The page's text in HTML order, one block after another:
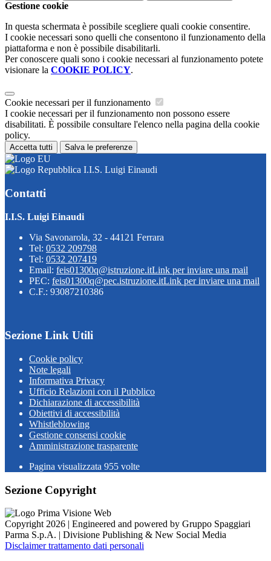
Gestione cookie
In questa schermata è possibile scegliere quali cookie consentire.
I cookie necessari sono quelli che consentono il funzionamento della
piattaforma e non è possibile disabilitarli.
Per conoscere quali sono i cookie necessari al funzionamento potete
visionare la COOKIE POLICY.
Cookie necessari per il funzionamento
I cookie necessari per il funzionamento non possono essere
disabilitati. È possibile consultare l'elenco nella pagina della cookie
policy.
Accetta tutti Salva le preferenze
I.I.S. Luigi Einaudi
Contatti
I.I.S. Luigi Einaudi
Via Savonarola, 32 - 44121 Ferrara
Tel: 0532 209798
Tel: 0532 207419
Email: feis01300q@istruzione.itLink per inviare una mail
PEC: feis01300q@pec.istruzione.itLink per inviare una mail
C.F.: 93087210386
Sezione Link Utili
Cookie policy
Note legali
Informativa Privacy
Ufficio Relazioni con il Pubblico
Dichiarazione di accessibilità
Obiettivi di accessibilità
Whistleblowing
Gestione consensi cookie
Amministrazione trasparente
Pagina visualizzata 955 volte
Sezione Copyright
Copyright 2026 | Engineered and powered by Gruppo Spaggiari
Parma S.p.A. | Divisione Publishing & New Social Media
Disclaimer trattamento dati personali